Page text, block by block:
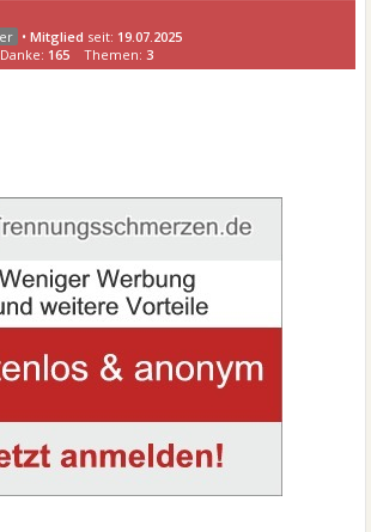
•Mitglied seit: 19.07.2025
Danke: 165 Themen:3